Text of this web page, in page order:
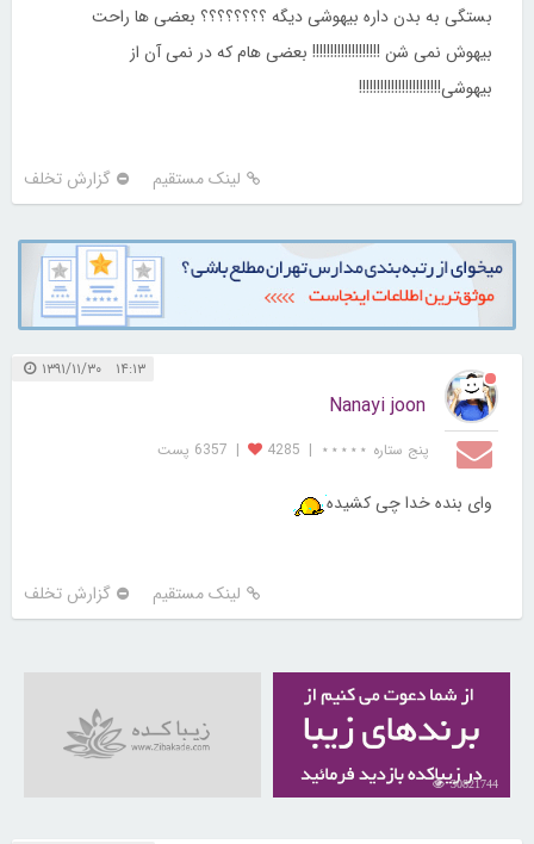
بستگی به بدن داره بیهوشی دیگه ؟؟؟؟؟؟؟؟ بعضی ها راحت
بیهوش نمی شن !!!!!!!!!!!!!!!!!!! بعضی هام که در نمی آن از
بیهوشی!!!!!!!!!!!!!!!!!!!!!!!
لینک مستقیم گزارش تخلف
۱۴:۱۳ ۱۳۹۱/۱۱/۳۰
Nanayi joon
پنج ستاره ⋆⋆⋆⋆⋆ |
4285
| 6357 پست
وای بنده خدا چی کشیده
لینک مستقیم گزارش تخلف
30821744